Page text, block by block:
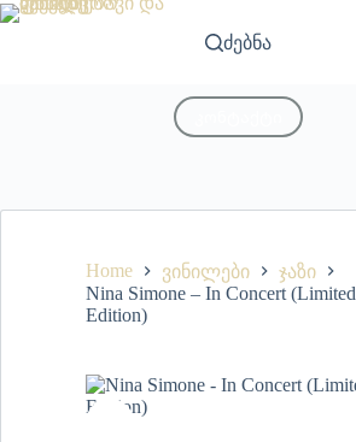
ძებნა
Home ვინილები
ჯაზი
Nina Simone – In Concert (Limited
Edition)